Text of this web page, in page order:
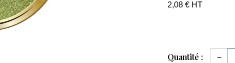
2,08 € HT
Quantité : −